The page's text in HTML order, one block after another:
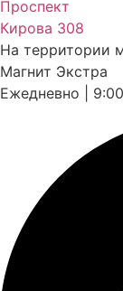
Проспект
Кирова 308
На территории
Магнит Экстра
Ежедневно |